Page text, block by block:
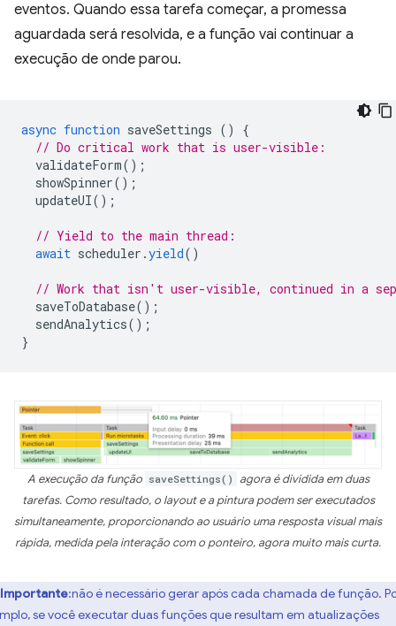
eventos. Quando essa tarefa começar, a promessa
aguardada será resolvida, e a função vai continuar a
execução de onde parou.
async function saveSettings ()
{
// Do critical work that is user-visible:
validateForm();
showSpinner();
updateUI();
// Yield to the main thread:
await scheduler .yield()
// Work that isn't user-visible, continued in a
saveToDatabase();
sendAnalytics();
}
A execução da função saveSettings()
agora é dividida em duas
tarefas. Como resultado, o layout e a pintura podem ser executados
simultaneamente, proporcionando ao usuário uma resposta visual mais
rápida, medida pela interação com o ponteiro, agora muito mais curta.
Importante:não é necessário gerar após cada chamada de função.
se você executar duas funções que resultam em atualizações